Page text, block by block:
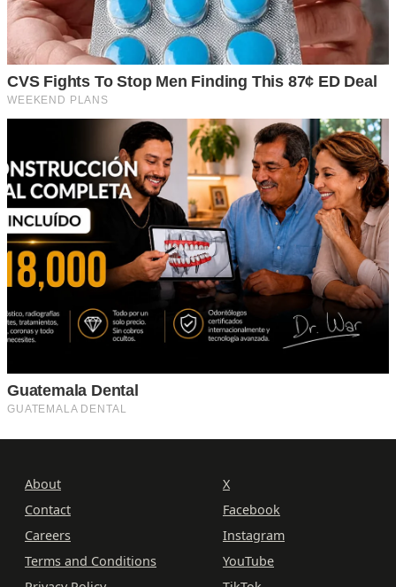
About
Contact
Careers
Terms and Conditions
X
Facebook
Instagram
YouTube